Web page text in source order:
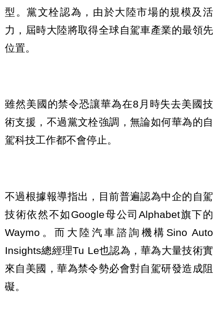
型。黨文栓認為，由於大陸市場的規模及活
力，屆時大陸將取得全球自駕車產業的最領先
位置。
雖然美國的禁令恐讓華為在8月時失去美國技
術支援，不過黨文栓強調，無論如何華為的自
駕科技工作都不會停止。
不過根據報導指出，目前普遍認為中企的自駕
技術依然不如Google母公司Alphabet旗下的
Waymo。而大陸汽車諮詢機構Sino Auto
Insights總經理Tu Le也認為，華為大量技術實
來自美國，華為禁令勢必會對自駕研發造成阻
礙。